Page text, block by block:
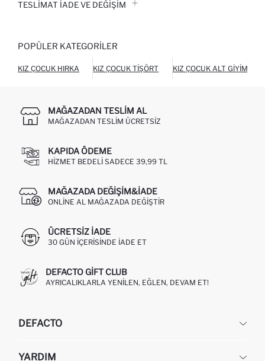
TESLIMAT İADE VE DEĞIŞIM
POPÜLER KATEGORILER
KIZ ÇOCUK HIRKA KIZ ÇOCUK TIŞÖRT KIZ ÇOCUK ALT GIYIM
MAĞAZADAN TESLIM AL
MAĞAZADAN TESLIM ÜCRETSIZ
KAPIDA ÖDEME
HIZMET BEDELI SADECE 39,99 TL
MAĞAZADA DEĞIŞIM&İADE
ONLINE AL MAĞAZADA DEĞIŞTIR
ÜCRETSIZ IADE
30 GÜN IÇERISINDE IADE ET
DEFACTO GIFT CLUB
AYRICALIKLARLA YENILEN, EĞLEN, DEVAM ET!
DEFACTO
YARDIM